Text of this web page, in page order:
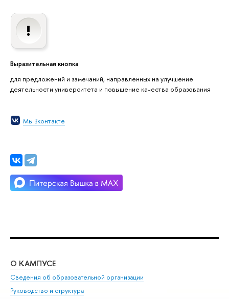
Выразительная кнопка
для предложений и замечаний, направленных на улучшение
деятельности университета и повышение качества образования
Мы Вконтакте
О КАМПУСЕ
Сведения об образовательной организации
Руководство и структура